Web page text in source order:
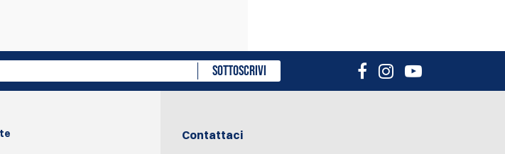
SOTTOSCRIVI
Contattaci